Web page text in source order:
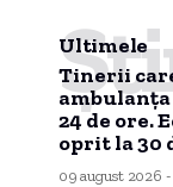
Ultimele
Tinerii
24 de ore.
oprit la 30
noastră și
09 august 2026 -